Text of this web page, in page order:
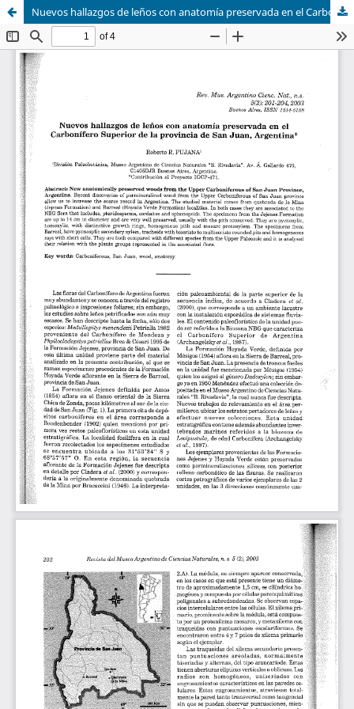
Nuevos hallazgos de leños con anatomía preservada en el Carbonífero Superior de la provincia de San Juan, Argentina